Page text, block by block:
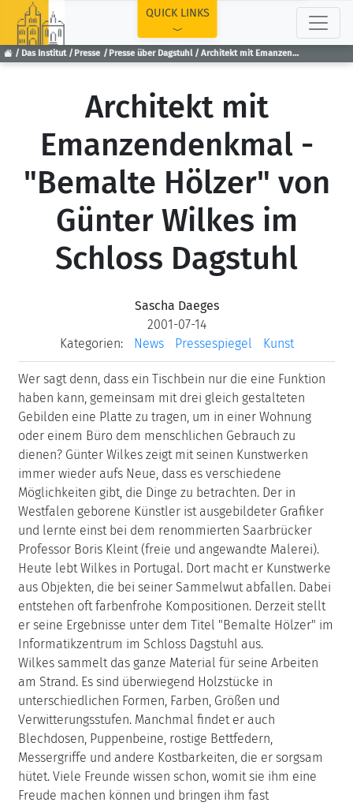
Das Institut Presse Presse über Dagstuhl Architekt mit Emanzendenkmal - "Bemalte Hölzer" von Günter Wilkes im Schloss Dagstuhl
QUICK LINKS
Architekt mit
Emanzendenkmal -
"Bemalte Hölzer" von
Günter Wilkes im
Schloss Dagstuhl
Sascha Daeges
2001-07-14
Kategorien:
News Pressespiegel Kunst
Wer sagt denn, dass ein Tischbein nur die eine Funktion
haben kann, gemeinsam mit drei gleich gestalteten
Gebilden eine Platte zu tragen, um in einer Wohnung
oder einem Büro dem menschlichen Gebrauch zu
dienen? Günter Wilkes zeigt mit seinen Kunstwerken
immer wieder aufs Neue, dass es verschiedene
Möglichkeiten gibt, die Dinge zu betrachten. Der in
Westfalen geborene Künstler ist ausgebildeter Grafiker
und lernte einst bei dem renommierten Saarbrücker
Professor Boris Kleint (freie und angewandte Malerei).
Heute lebt Wilkes in Portugal. Dort macht er Kunstwerke
aus Objekten, die bei seiner Sammelwut abfallen. Dabei
entstehen oft farbenfrohe Kompositionen. Derzeit stellt
er seine Ergebnisse unter dem Titel "Bemalte Hölzer" im
Informatikzentrum im Schloss Dagstuhl aus.
Wilkes sammelt das ganze Material für seine Arbeiten
am Strand. Es sind überwiegend Holzstücke in
unterschiedlichen Formen, Farben, Größen und
Verwitterungsstufen. Manchmal findet er auch
Blechdosen, Puppenbeine, rostige Bettfedern,
Messergriffe und andere Kostbarkeiten, die er sorgsam
hütet. Viele Freunde wissen schon, womit sie ihm eine
Freude machen können und bringen ihm fast